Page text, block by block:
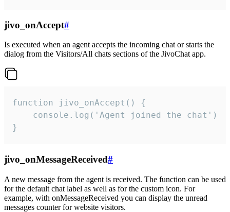
jivo_onAccept#
Is executed when an agent accepts the incoming chat or starts the
dialog from the Visitors/All chats sections of the JivoChat app.
function jivo_onAccept() {
}
jivo_onMessageReceived#
A new message from the agent is received. The function can be used
for the default chat label as well as for the custom icon. For
example, with onMessageReceived you can display the unread
messages counter for website visitors.